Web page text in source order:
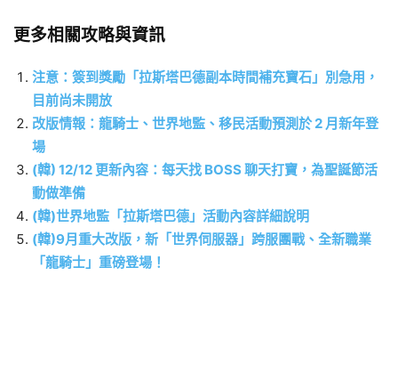
更多相關攻略與資訊
注意：簽到獎勵「拉斯塔巴德副本時間補充寶石」別急用，
目前尚未開放
改版情報：龍騎士、世界地監、移民活動預測於 2 月新年登
場
(韓) 12/12 更新內容：每天找 BOSS 聊天打寶，為聖誕節活
動做準備
(韓)世界地監「拉斯塔巴德」活動內容詳細說明
(韓)9月重大改版，新「世界伺服器」跨服團戰、全新職業
「龍騎士」重磅登場！